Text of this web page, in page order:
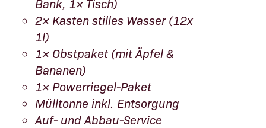
Bank, 1× Tisch)
2× Kasten stilles Wasser (12x
1l)
1× Obstpaket (mit Äpfel &
Bananen)
1× Powerriegel-Paket
Mülltonne inkl. Entsorgung
Auf- und Abbau-Service